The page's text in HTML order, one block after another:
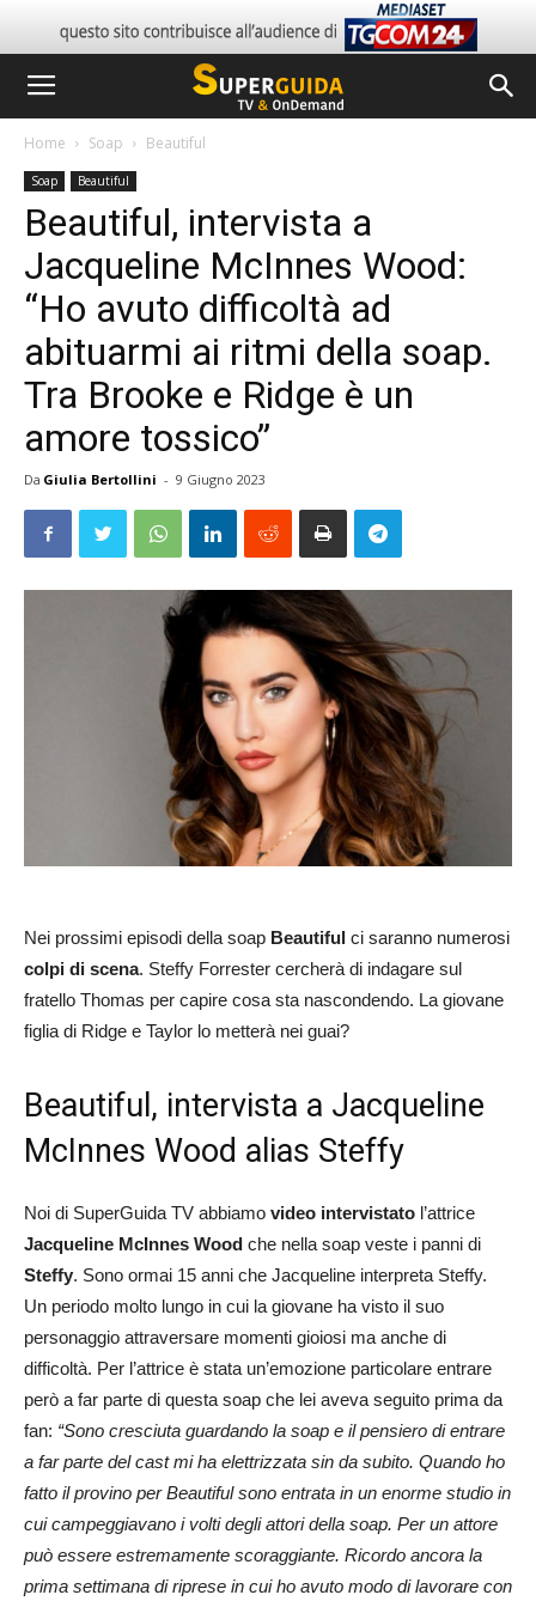
Home Soap Beautiful
Soap Beautiful
Beautiful, intervista a
Jacqueline McInnes Wood:
“Ho avuto difficoltà ad
abituarmi ai ritmi della soap.
Tra Brooke e Ridge è un
amore tossico”
Da Giulia Bertollini - 9 Giugno 2023
Nei prossimi episodi della soap Beautiful ci saranno numerosi
colpi di scena. Steffy Forrester cercherà di indagare sul
fratello Thomas per capire cosa sta nascondendo. La giovane
figlia di Ridge e Taylor lo metterà nei guai?
Beautiful, intervista a Jacqueline
McInnes Wood alias Steffy
Noi di SuperGuida TV abbiamo video intervistato l’attrice
Jacqueline McInnes Wood che nella soap veste i panni di
Steffy. Sono ormai 15 anni che Jacqueline interpreta Steffy.
Un periodo molto lungo in cui la giovane ha visto il suo
personaggio attraversare momenti gioiosi ma anche di
difficoltà. Per l’attrice è stata un’emozione particolare entrare
però a far parte di questa soap che lei aveva seguito prima da
fan: “Sono cresciuta guardando la soap e il pensiero di entrare
a far parte del cast mi ha elettrizzata sin da subito. Quando ho
fatto il provino per Beautiful sono entrata in un enorme studio in
cui campeggiavano i volti degli attori della soap. Per un attore
può essere estremamente scoraggiante. Ricordo ancora la
prima settimana di riprese in cui ho avuto modo di lavorare con